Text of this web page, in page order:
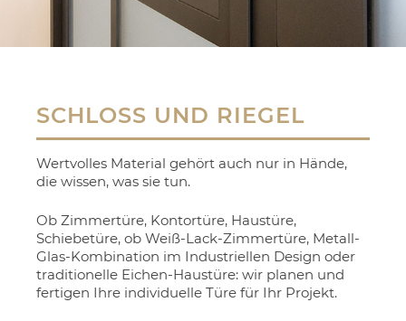
SCHLOSS UND RIEGEL
Wertvolles Material gehört auch nur in Hände,
die wissen, was sie tun.
Ob Zimmertüre, Kontortüre, Haustüre,
Schiebetüre, ob Weiß-Lack-Zimmertüre, Metall-
Glas-Kombination im Industriellen Design oder
traditionelle Eichen-Haustüre: wir planen und
fertigen Ihre individuelle Türe für Ihr Projekt.